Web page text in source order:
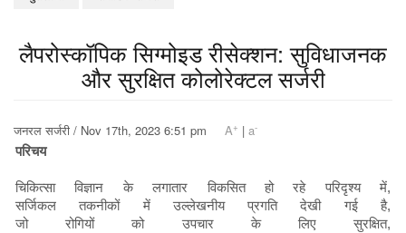
लैपरोस्कॉपिक सिग्मोइड रीसेक्शन: सुविधाजनक
और सुरक्षित कोलोरेक्टल सर्जरी
जनरल सर्जरी / Nov 17th, 2023 6:51 pm A+ | a-
परिचय
चिकित्सा विज्ञान के लगातार विकसित हो रहे परिदृश्य में,
सर्जिकल तकनीकों में उल्लेखनीय प्रगति देखी गई है,
जो रोगियों को उपचार के लिए सुरक्षित,